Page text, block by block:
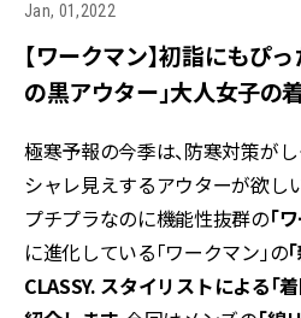
Jan, 01,2022
【ワークマン】初詣にもぴ
の黒アウター」大人女子の
極寒予報の今季は、防寒対策が
シャレ見えするアウターが欲し
プチプラなのに機能性抜群の「
に進化している「ワークマン」の
CLASSY. スタイリストによる「